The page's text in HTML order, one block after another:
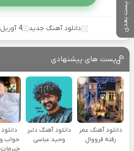
پست بعدی دانلود آهنگ جدید 4 آوریل 2024
پست های پیشنهادی
دانلود آهنگ عمر
رفته فرووال
دانلود آهنگ دلبر
وحید عباسی
خواب و